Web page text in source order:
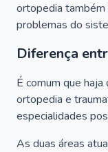
ortopedia também
problemas do
Diferença
É comum que
ortopedia e
especialidades
As duas áreas